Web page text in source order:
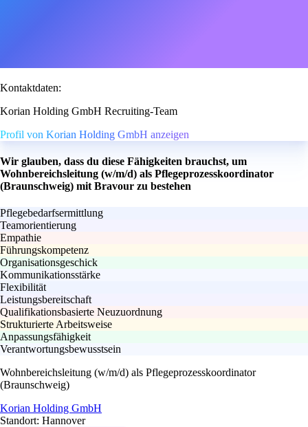
Kontaktdaten:
Korian Holding GmbH Recruiting-Team
Profil von Korian Holding GmbH anzeigen
Wir glauben, dass du diese Fähigkeiten brauchst, um
Wohnbereichsleitung (w/m/d) als Pflegeprozesskoordinator
(Braunschweig) mit Bravour zu bestehen
Pflegebedarfsermittlung
Teamorientierung
Empathie
Führungskompetenz
Organisationsgeschick
Kommunikationsstärke
Flexibilität
Leistungsbereitschaft
Qualifikationsbasierte Neuzuordnung
Strukturierte Arbeitsweise
Anpassungsfähigkeit
Verantwortungsbewusstsein
Wohnbereichsleitung (w/m/d) als Pflegeprozesskoordinator
(Braunschweig)
Korian Holding GmbH
Standort: Hannover